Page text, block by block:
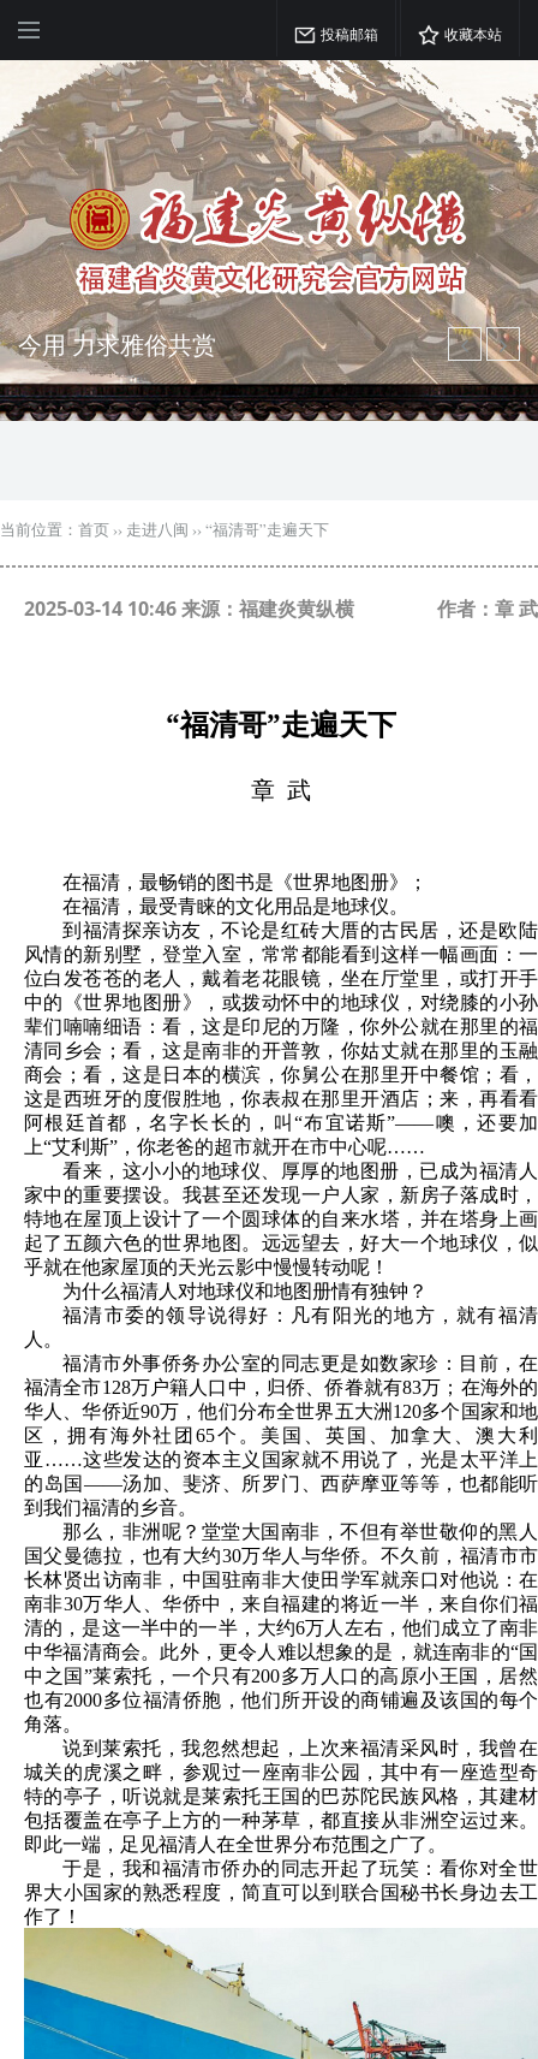
投稿邮箱 收藏本站
弘扬优秀文化 振奋民族精神 介绍民族
瑰宝 宣传中华精英
突出海西特色 报道台港澳侨 坚持古为
当前位置： 首页 ›› 走进八闽 ›› “福清哥”走遍天下
2025-03-14 10:46 来源：福建炎黄纵横 作者：章 武
“福清哥”走遍天下
章 武
在福清，最畅销的图书是《世界地图册》；
在福清，最受青睐的文化用品是地球仪。
到福清探亲访友，不论是红砖大厝的古民居，还是欧陆
风情的新别墅，登堂入室，常常都能看到这样一幅画面：一
位白发苍苍的老人，戴着老花眼镜，坐在厅堂里，或打开手
中的《世界地图册》，或拨动怀中的地球仪，对绕膝的小孙
辈们喃喃细语：看，这是印尼的万隆，你外公就在那里的福
清同乡会；看，这是南非的开普敦，你姑丈就在那里的玉融
商会；看，这是日本的横滨，你舅公在那里开中餐馆；看，
这是西班牙的度假胜地，你表叔在那里开酒店；来，再看看
阿根廷首都，名字长长的，叫“布宜诺斯”——噢，还要加
上“艾利斯”，你老爸的超市就开在市中心呢……
看来，这小小的地球仪、厚厚的地图册，已成为福清人
家中的重要摆设。我甚至还发现一户人家，新房子落成时，
特地在屋顶上设计了一个圆球体的自来水塔，并在塔身上画
起了五颜六色的世界地图。远远望去，好大一个地球仪，似
乎就在他家屋顶的天光云影中慢慢转动呢！
为什么福清人对地球仪和地图册情有独钟？
福清市委的领导说得好：凡有阳光的地方，就有福清
人。
福清市外事侨务办公室的同志更是如数家珍：目前，在
福清全市128万户籍人口中，归侨、侨眷就有83万；在海外的
华人、华侨近90万，他们分布全世界五大洲120多个国家和地
区，拥有海外社团65个。美国、英国、加拿大、澳大利
亚……这些发达的资本主义国家就不用说了，光是太平洋上
的岛国——汤加、斐济、所罗门、西萨摩亚等等，也都能听
到我们福清的乡音。
那么，非洲呢？堂堂大国南非，不但有举世敬仰的黑人
国父曼德拉，也有大约30万华人与华侨。不久前，福清市市
长林贤出访南非，中国驻南非大使田学军就亲口对他说：在
南非30万华人、华侨中，来自福建的将近一半，来自你们福
清的，是这一半中的一半，大约6万人左右，他们成立了南非
中华福清商会。此外，更令人难以想象的是，就连南非的“国
中之国”莱索托，一个只有200多万人口的高原小王国，居然
也有2000多位福清侨胞，他们所开设的商铺遍及该国的每个
角落。
说到莱索托，我忽然想起，上次来福清采风时，我曾在
城关的虎溪之畔，参观过一座南非公园，其中有一座造型奇
特的亭子，听说就是莱索托王国的巴苏陀民族风格，其建材
包括覆盖在亭子上方的一种茅草，都直接从非洲空运过来。
即此一端，足见福清人在全世界分布范围之广了。
于是，我和福清市侨办的同志开起了玩笑：看你对全世
界大小国家的熟悉程度，简直可以到联合国秘书长身边去工
作了！